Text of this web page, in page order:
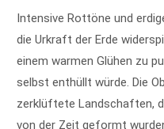
Intensive Rottöne und
die Urkraft der Erde
einem warmen Glühen zu
selbst enthüllt würde. Die
zerklüftete Landschaften,
von der Zeit geformt